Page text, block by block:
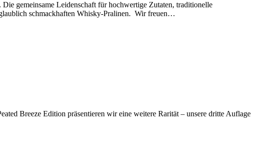
gemeinsame Leidenschaft für hochwertige Zutaten, traditionelle
schmackhaften Whisky-Pralinen. Wir freuen…
Breeze Edition präsentieren wir eine weitere Rarität – unsere dritte Auflage